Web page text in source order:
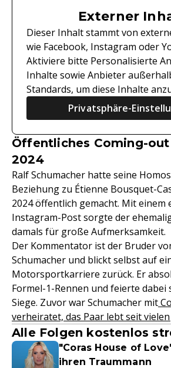
Externer
Dieser Inhalt stammt von
wie Facebook, Instagram oder
Aktiviere bitte Personalisierte
Inhalte sowie Anbieter
Standards, um diese Inhalte
Privatsphäre-
Öffentliches Coming-
2024
Ralf Schumacher hatte seine
Beziehung zu Étienne Bousquet-
2024 öffentlich gemacht. Mit einem
Instagram-Post sorgte der
damals für große Aufmerksamkeit.
Der Kommentator ist der Bruder
Schumacher und blickt selbst auf
Motorsportkarriere zurück. Er
Formel-1-Rennen und feierte dabei
Siege. Zuvor war Schumacher mit
verheiratet, das Paar lebt seit
Alle Folgen kostenlos
"Coras House of
ihren Traummann